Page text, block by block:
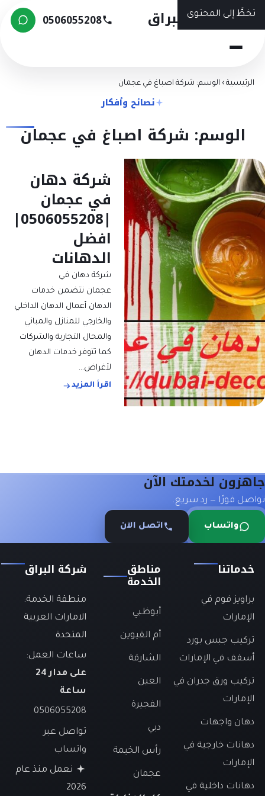
تخطَّ إلى المحتوى
شركة البراق 0506055208
الرئيسية › الوسم: شركة اصباغ في عجمان
نصائح وأفكار
الوسم: شركة اصباغ في عجمان
شركة دهان
في عجمان
|0506055208|
افضل
الدهانات
شركة دهان في
عجمان تتضمن خدمات
الدهان أعمال الدهان الداخلي
والخارجي للمنازل والمباني
والمحال التجارية والشركات
كما تتوفر خدمات الدهان
لأغراض…
اقرأ المزيد
جاهزون لخدمتك الآن
تواصل فورًا — رد سريع.
واتساب اتصل الآن
خدماتنا
براويز فوم في
الإمارات
تركيب جبس بورد
أسقف في الإمارات
تركيب ورق جدران في
الإمارات
دهان واجهات
دهانات خارجية في
الإمارات
دهانات داخلية في
مناطق
الخدمة
أبوظبي
أم القيوين
الشارقة
العين
الفجيرة
دبي
رأس الخيمة
عجمان
شركة البراق
منطقة الخدمة:
الامارات العربية
المتحدة
ساعات العمل:
على مدار 24
ساعة
0506055208
تواصل عبر
واتساب
نعمل منذ عام
2026